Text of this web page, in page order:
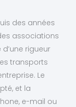
des années
associations
rigueur
transports
Le
et la
e-mail ou